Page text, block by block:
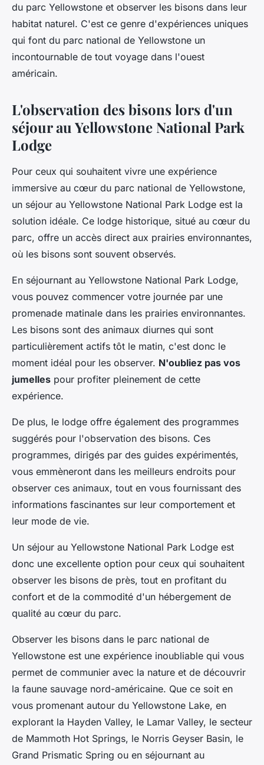
du parc Yellowstone et observer les bisons dans leur
habitat naturel. C'est ce genre d'expériences uniques
qui font du parc national de Yellowstone un
incontournable de tout voyage dans l'ouest
américain.
L'observation des bisons lors d'un
séjour au Yellowstone National Park
Lodge
Pour ceux qui souhaitent vivre une expérience
immersive au cœur du parc national de Yellowstone,
un séjour au Yellowstone National Park Lodge est la
solution idéale. Ce lodge historique, situé au cœur du
parc, offre un accès direct aux prairies environnantes,
où les bisons sont souvent observés.
En séjournant au Yellowstone National Park Lodge,
vous pouvez commencer votre journée par une
promenade matinale dans les prairies environnantes.
Les bisons sont des animaux diurnes qui sont
particulièrement actifs tôt le matin, c'est donc le
moment idéal pour les observer. N'oubliez pas vos
jumelles pour profiter pleinement de cette
expérience.
De plus, le lodge offre également des programmes
suggérés pour l'observation des bisons. Ces
programmes, dirigés par des guides expérimentés,
vous emmèneront dans les meilleurs endroits pour
observer ces animaux, tout en vous fournissant des
informations fascinantes sur leur comportement et
leur mode de vie.
Un séjour au Yellowstone National Park Lodge est
donc une excellente option pour ceux qui souhaitent
observer les bisons de près, tout en profitant du
confort et de la commodité d'un hébergement de
qualité au cœur du parc.
Observer les bisons dans le parc national de
Yellowstone est une expérience inoubliable qui vous
permet de communier avec la nature et de découvrir
la faune sauvage nord-américaine. Que ce soit en
vous promenant autour du Yellowstone Lake, en
explorant la Hayden Valley, le Lamar Valley, le secteur
de Mammoth Hot Springs, le Norris Geyser Basin, le
Grand Prismatic Spring ou en séjournant au